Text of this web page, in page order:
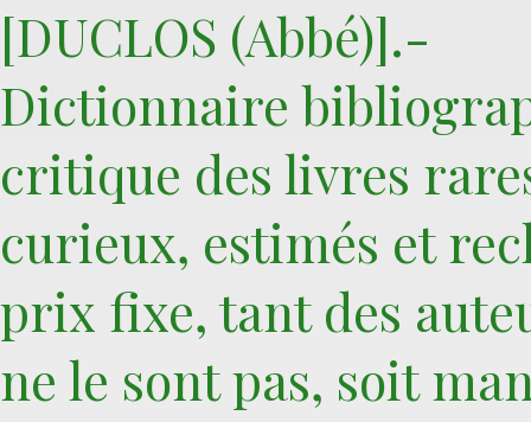
‎[DUCLOS (Abbé)].-‎
‎Dictionnaire
critique des livres
curieux, estimés et
prix fixe, tant des
ne le sont pas, soit